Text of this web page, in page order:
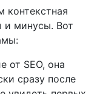
контекстная
и минусы. Вот
от SEO, она
сразу после